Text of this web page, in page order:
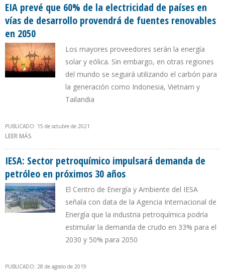
EIA prevé que 60% de la electricidad de países en
vías de desarrollo provendrá de fuentes renovables
en 2050
Los mayores proveedores serán la energía
solar y eólica. Sin embargo, en otras regiones
del mundo se seguirá utilizando el carbón para
la generación como Indonesia, Vietnam y
Tailandia
PUBLICADO: 15 de octubre de 2021
LEER MÁS
IESA: Sector petroquímico impulsará demanda de
petróleo en próximos 30 años
El Centro de Energía y Ambiente del IESA
señala con data de la Agencia Internacional de
Energía que la industria petroquímica podría
estimular la demanda de crudo en 33% para el
2030 y 50% para 2050
PUBLICADO: 28 de agosto de 2019